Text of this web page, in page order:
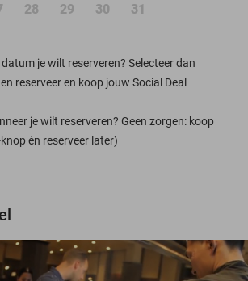
28 29 30 31
je wilt reserveren? Selecteer dan
reserveer en koop jouw Social Deal
je wilt reserveren? Geen zorgen: koop
knop én reserveer later)